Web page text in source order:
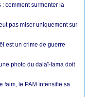
comment surmonter la
pas miser uniquement sur
est un crime de guerre
photo du dalaï-lama doit
faim, le PAM intensifie sa